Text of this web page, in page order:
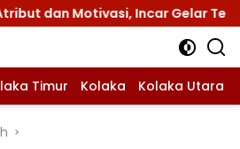
dan Motivasi, Incar Gelar Terbaik
Timur Kolaka Kolaka Utara